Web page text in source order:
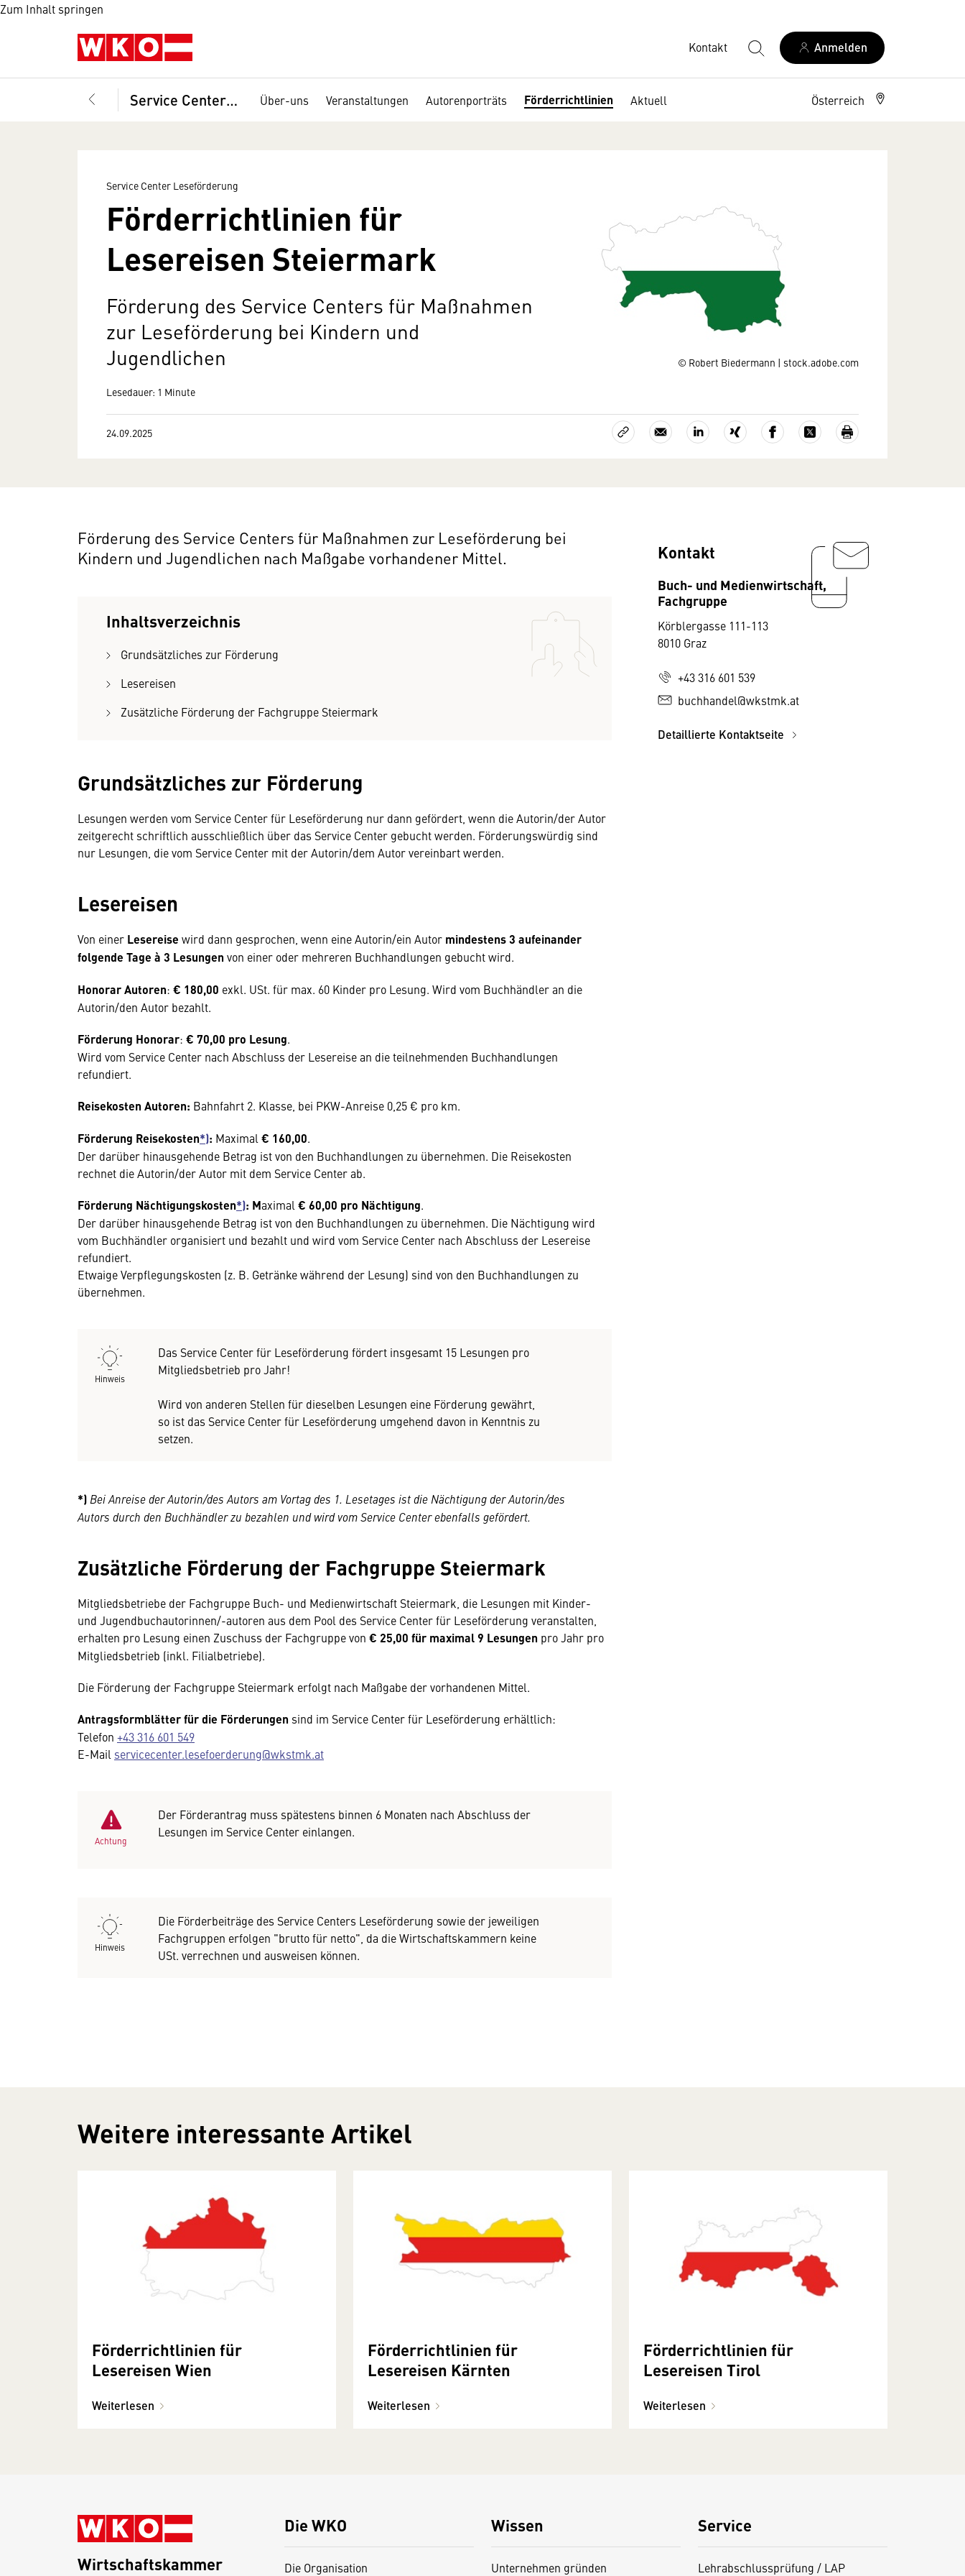
Zum Inhalt springen
Kontakt Anmelden
Service Center Leseförderung Über-uns Veranstaltungen Autorenporträts Förderrichtlinien Aktuell Österreich
© Robert Biedermann | stock.adobe.com
Service Center Leseförderung
Förderrichtlinien für
Lesereisen Steiermark
Förderung des Service Centers für Maßnahmen
zur Leseförderung bei Kindern und
Jugendlichen
Lesedauer: 1 Minute
24.09.2025
Förderung des Service Centers für Maßnahmen zur Leseförderung bei
Kindern und Jugendlichen nach Maßgabe vorhandener Mittel.
Inhaltsverzeichnis
Grundsätzliches zur Förderung
Lesereisen
Zusätzliche Förderung der Fachgruppe Steiermark
Grundsätzliches zur Förderung
Lesungen werden vom Service Center für Leseförderung nur dann gefördert, wenn die Autorin/der Autor
zeitgerecht schriftlich ausschließlich über das Service Center gebucht werden. Förderungswürdig sind
nur Lesungen, die vom Service Center mit der Autorin/dem Autor vereinbart werden.
Lesereisen
Von einer Lesereise wird dann gesprochen, wenn eine Autorin/ein Autor mindestens 3 aufeinander
folgende Tage à 3 Lesungen von einer oder mehreren Buchhandlungen gebucht wird.
Honorar Autoren: € 180,00 exkl. USt. für max. 60 Kinder pro Lesung. Wird vom Buchhändler an die
Autorin/den Autor bezahlt.
Förderung Honorar: € 70,00 pro Lesung.
Wird vom Service Center nach Abschluss der Lesereise an die teilnehmenden Buchhandlungen
refundiert.
Reisekosten Autoren: Bahnfahrt 2. Klasse, bei PKW-Anreise 0,25 € pro km.
Förderung Reisekosten*): Maximal € 160,00.
Der darüber hinausgehende Betrag ist von den Buchhandlungen zu übernehmen. Die Reisekosten
rechnet die Autorin/der Autor mit dem Service Center ab.
Förderung Nächtigungskosten*): Maximal € 60,00 pro Nächtigung.
Der darüber hinausgehende Betrag ist von den Buchhandlungen zu übernehmen. Die Nächtigung wird
vom Buchhändler organisiert und bezahlt und wird vom Service Center nach Abschluss der Lesereise
refundiert.
Etwaige Verpflegungskosten (z. B. Getränke während der Lesung) sind von den Buchhandlungen zu
übernehmen.
Hinweis
Das Service Center für Leseförderung fördert insgesamt 15 Lesungen pro
Mitgliedsbetrieb pro Jahr!
Wird von anderen Stellen für dieselben Lesungen eine Förderung gewährt,
so ist das Service Center für Leseförderung umgehend davon in Kenntnis zu
setzen.
*) Bei Anreise der Autorin/des Autors am Vortag des 1. Lesetages ist die Nächtigungder Autorin/des
Autors durch den Buchhändler zu bezahlen und wird vom Service Center ebenfalls gefördert.
Zusätzliche Förderung der Fachgruppe Steiermark
Mitgliedsbetriebe der Fachgruppe Buch- und Medienwirtschaft Steiermark, die Lesungen mit Kinder-
und Jugendbuchautorinnen/-autoren aus dem Pool des Service Center für Leseförderung veranstalten,
erhalten pro Lesung einen Zuschuss der Fachgruppe von € 25,00 für maximal 9 Lesungen pro Jahr pro
Mitgliedsbetrieb (inkl. Filialbetriebe).
Die Förderung der Fachgruppe Steiermark erfolgt nach Maßgabe der vorhandenen Mittel.
Antragsformblätterfür die Förderungen sind im Service Center für Leseförderung erhältlich:
Telefon +43 316 601 549
E-Mail servicecenter.lesefoerderung@wkstmk.at
Achtung
Der Förderantrag muss spätestens binnen 6 Monaten nach Abschluss der
Lesungen im Service Center einlangen.
Hinweis
Die Förderbeiträge des Service Centers Leseförderung sowie der jeweiligen
Fachgruppen erfolgen "brutto für netto", da die Wirtschaftskammern keine
USt. verrechnen und ausweisen können.
Kontakt
Buch- und Medienwirtschaft,
Fachgruppe
Körblergasse 111-113
8010 Graz
+43 316 601 539
buchhandel@wkstmk.at
Detaillierte Kontaktseite
Weitere interessante Artikel
Förderrichtlinien für
Lesereisen Wien
Weiterlesen
Förderrichtlinien für
Lesereisen Kärnten
Weiterlesen
Förderrichtlinien für
Lesereisen Tirol
Weiterlesen
Die WKO
Die Organisation
Wissen
Unternehmen gründen
Service
Lehrabschlussprüfung / LAP
Wirtschaftskammer